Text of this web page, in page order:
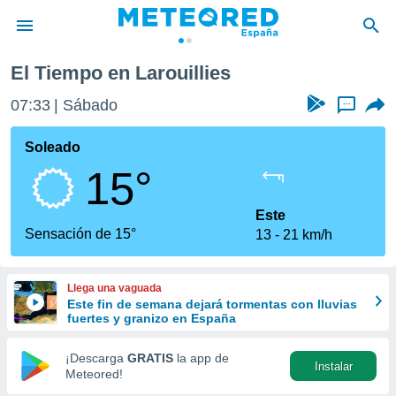
de
por
que se
calidad.
a este
las
y
forma
digital
basada
El Tiempo en Larouillies
07:33 Sábado ...
Soleado
15°
Sensación de 15°
Este
13
21 km/h
Llega una vaguada
Este fin de semana dejará tormentas con lluvias
fuertes y granizo en España
¡Descarga GRATIS la app de
Meteored!
Instalar